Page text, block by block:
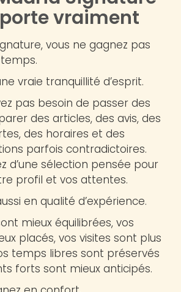
vraiment
vous ne gagnez pas
vraie tranquillité d’esprit.
pas besoin de passer des
des articles, des avis, des
des horaires et des
parfois contradictoires.
d’une sélection pensée pour
profil et vos attentes.
en qualité d’expérience.
mieux équilibrées, vos
placés, vos visites sont plus
temps libres sont préservés
forts sont mieux anticipés.